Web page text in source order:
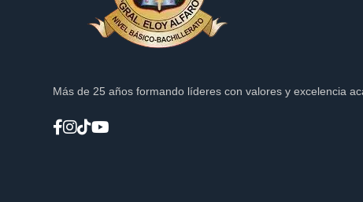
Más de 25 años formando líderes con valores y excelencia